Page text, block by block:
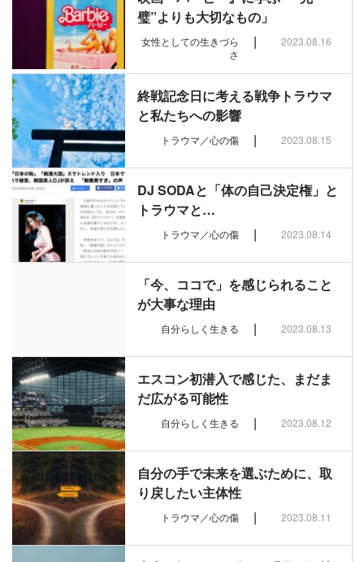
璧”よりも大切なもの」
女性としての生きづら
さ
| 2023.08.16
終戦記念日に考える戦争トラウマ
と私たちへの影響
トラウマ／心の傷 | 2023.08.15
DJ SODAと「体の自己決定権」と
トラウマと…
トラウマ／心の傷 | 2023.08.14
「今、ココで」を感じられること
が大事な理由
自分らしく生きる | 2023.08.13
エスコン初潜入で感じた、まだま
だ広がる可能性
自分らしく生きる | 2023.08.12
自分の手で未来を選ぶために、取
り戻したい主体性
トラウマ／心の傷 | 2023.08.11